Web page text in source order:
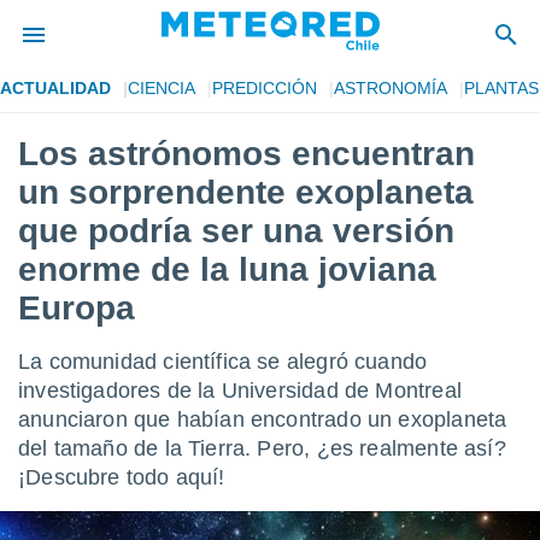
de
por
la
que se
calidad.
a este
y
forma
digital
ACTUALIDAD CIENCIA PREDICCIÓN ASTRONOMÍA PLANTAS
Los astrónomos encuentran
un sorprendente exoplaneta
que podría ser una versión
enorme de la luna joviana
Europa
La comunidad científica se alegró cuando
investigadores de la Universidad de Montreal
anunciaron que habían encontrado un exoplaneta
del tamaño de la Tierra. Pero, ¿es realmente así?
¡Descubre todo aquí!